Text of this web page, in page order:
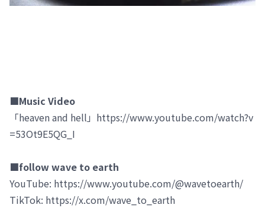
■Music Video
「heaven and hell」https://www.youtube.com/watch?v
=53Ot9E5QG_I
■follow wave to earth
YouTube: https://www.youtube.com/@wavetoearth/
TikTok: https://x.com/wave_to_earth